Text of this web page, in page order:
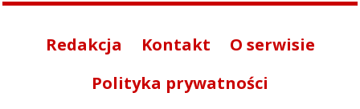
Redakcja Kontakt
O serwisie
Polityka prywatności